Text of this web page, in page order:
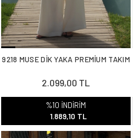
9218 MUSE DİK YAKA PREMİUM TAKIM
2.099,00 TL
%10 İNDİRİM
1.889,10 TL